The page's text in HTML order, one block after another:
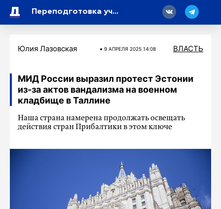
Переподготовка учителей школ теперь будет вестись в муниципальных и государственных организациях
Юлия Лазовская 9 АПРЕЛЯ 2025 14:08 ВЛАСТЬ
МИД России выразил протест Эстонии
из-за актов вандализма на военном
кладбище в Таллине
Наша страна намерена продолжать освещать
действия стран Прибалтики в этом ключе